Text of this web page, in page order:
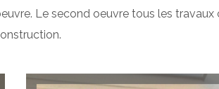
Le second oeuvre tous les